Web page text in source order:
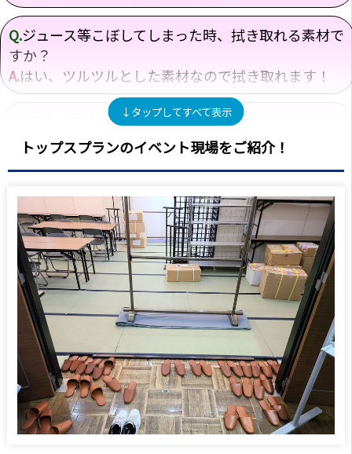
Q.ジュース等こぼしてしまった時、拭き取れる素材で
すか？
A.はい、ツルツルとした素材なので拭き取れます！
1足からでもレンタル可能ですか？
大丈夫です！お気軽にご連絡ください！
A.体育館や大きな会場でのご使用から、セミナーでの
ご使用まで幅広くご利用頂いております！
Q.よく一緒にレンタルされる商品は何になります
か？
下足棚が一番多いですが、会議用テーブルや椅子
も
一緒にご使用頂くことが多いです！
Q.200足くらいお借りしたいのですが、複数借りるこ
とはできますか？
A.大丈夫です！在庫状況を確認してからになりますの
で、お気軽にお問合せください！
トップスプランのイベント現場をご紹介！